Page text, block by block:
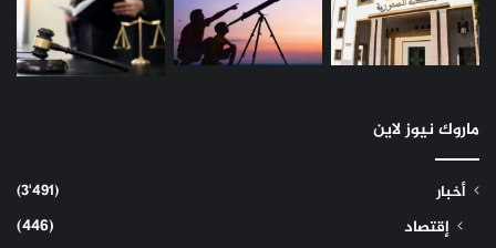
ماروك نيوز لاين
أخبار (3٬491)
إقتصاد
(446)